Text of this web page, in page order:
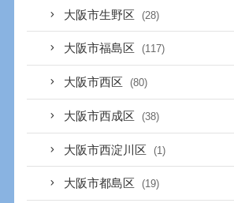
大阪市生野区 (28)
大阪市福島区 (117)
大阪市西区 (80)
大阪市西成区 (38)
大阪市西淀川区 (1)
大阪市都島区 (19)